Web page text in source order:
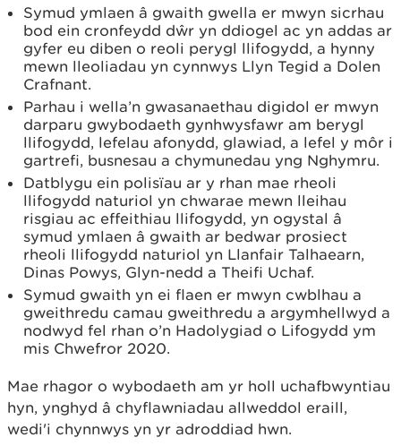
Symud ymlaen â gwaith gwella er mwyn sicrhau
bod ein cronfeydd dŵr yn ddiogel ac yn addas ar
gyfer eu diben o reoli perygl llifogydd, a hynny
mewn lleoliadau yn cynnwys Llyn Tegid a Dolen
Crafnant.
Parhau i wella’n gwasanaethau digidol er mwyn
darparu gwybodaeth gynhwysfawr am berygl
llifogydd, lefelau afonydd, glawiad, a lefel y môr i
gartrefi, busnesau a chymunedau yng Nghymru.
Datblygu ein polisïau ar y rhan mae rheoli
llifogydd naturiol yn chwarae mewn lleihau
risgiau ac effeithiau llifogydd, yn ogystal â
symud ymlaen â gwaith ar bedwar prosiect
rheoli llifogydd naturiol yn Llanfair Talhaearn,
Dinas Powys, Glyn-nedd a Theifi Uchaf.
Symud gwaith yn ei flaen er mwyn cwblhau a
gweithredu camau gweithredu a argymhellwyd a
nodwyd fel rhan o’n Hadolygiad o Lifogydd ym
mis Chwefror 2020.
Mae rhagor o wybodaeth am yr holl uchafbwyntiau
hyn, ynghyd â chyflawniadau allweddol eraill,
wedi'i chynnwys yn yr adroddiad hwn.